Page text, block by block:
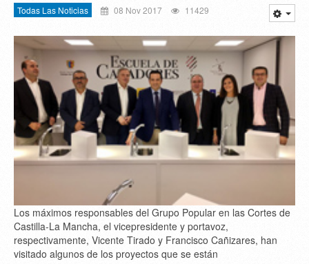
Todas Las Noticias 08 Nov 2017 11429
Los máximos responsables del Grupo Popular en las Cortes de
Castilla-La Mancha, el vicepresidente y portavoz,
respectivamente, Vicente Tirado y Francisco Cañizares, han
visitado algunos de los proyectos que se están